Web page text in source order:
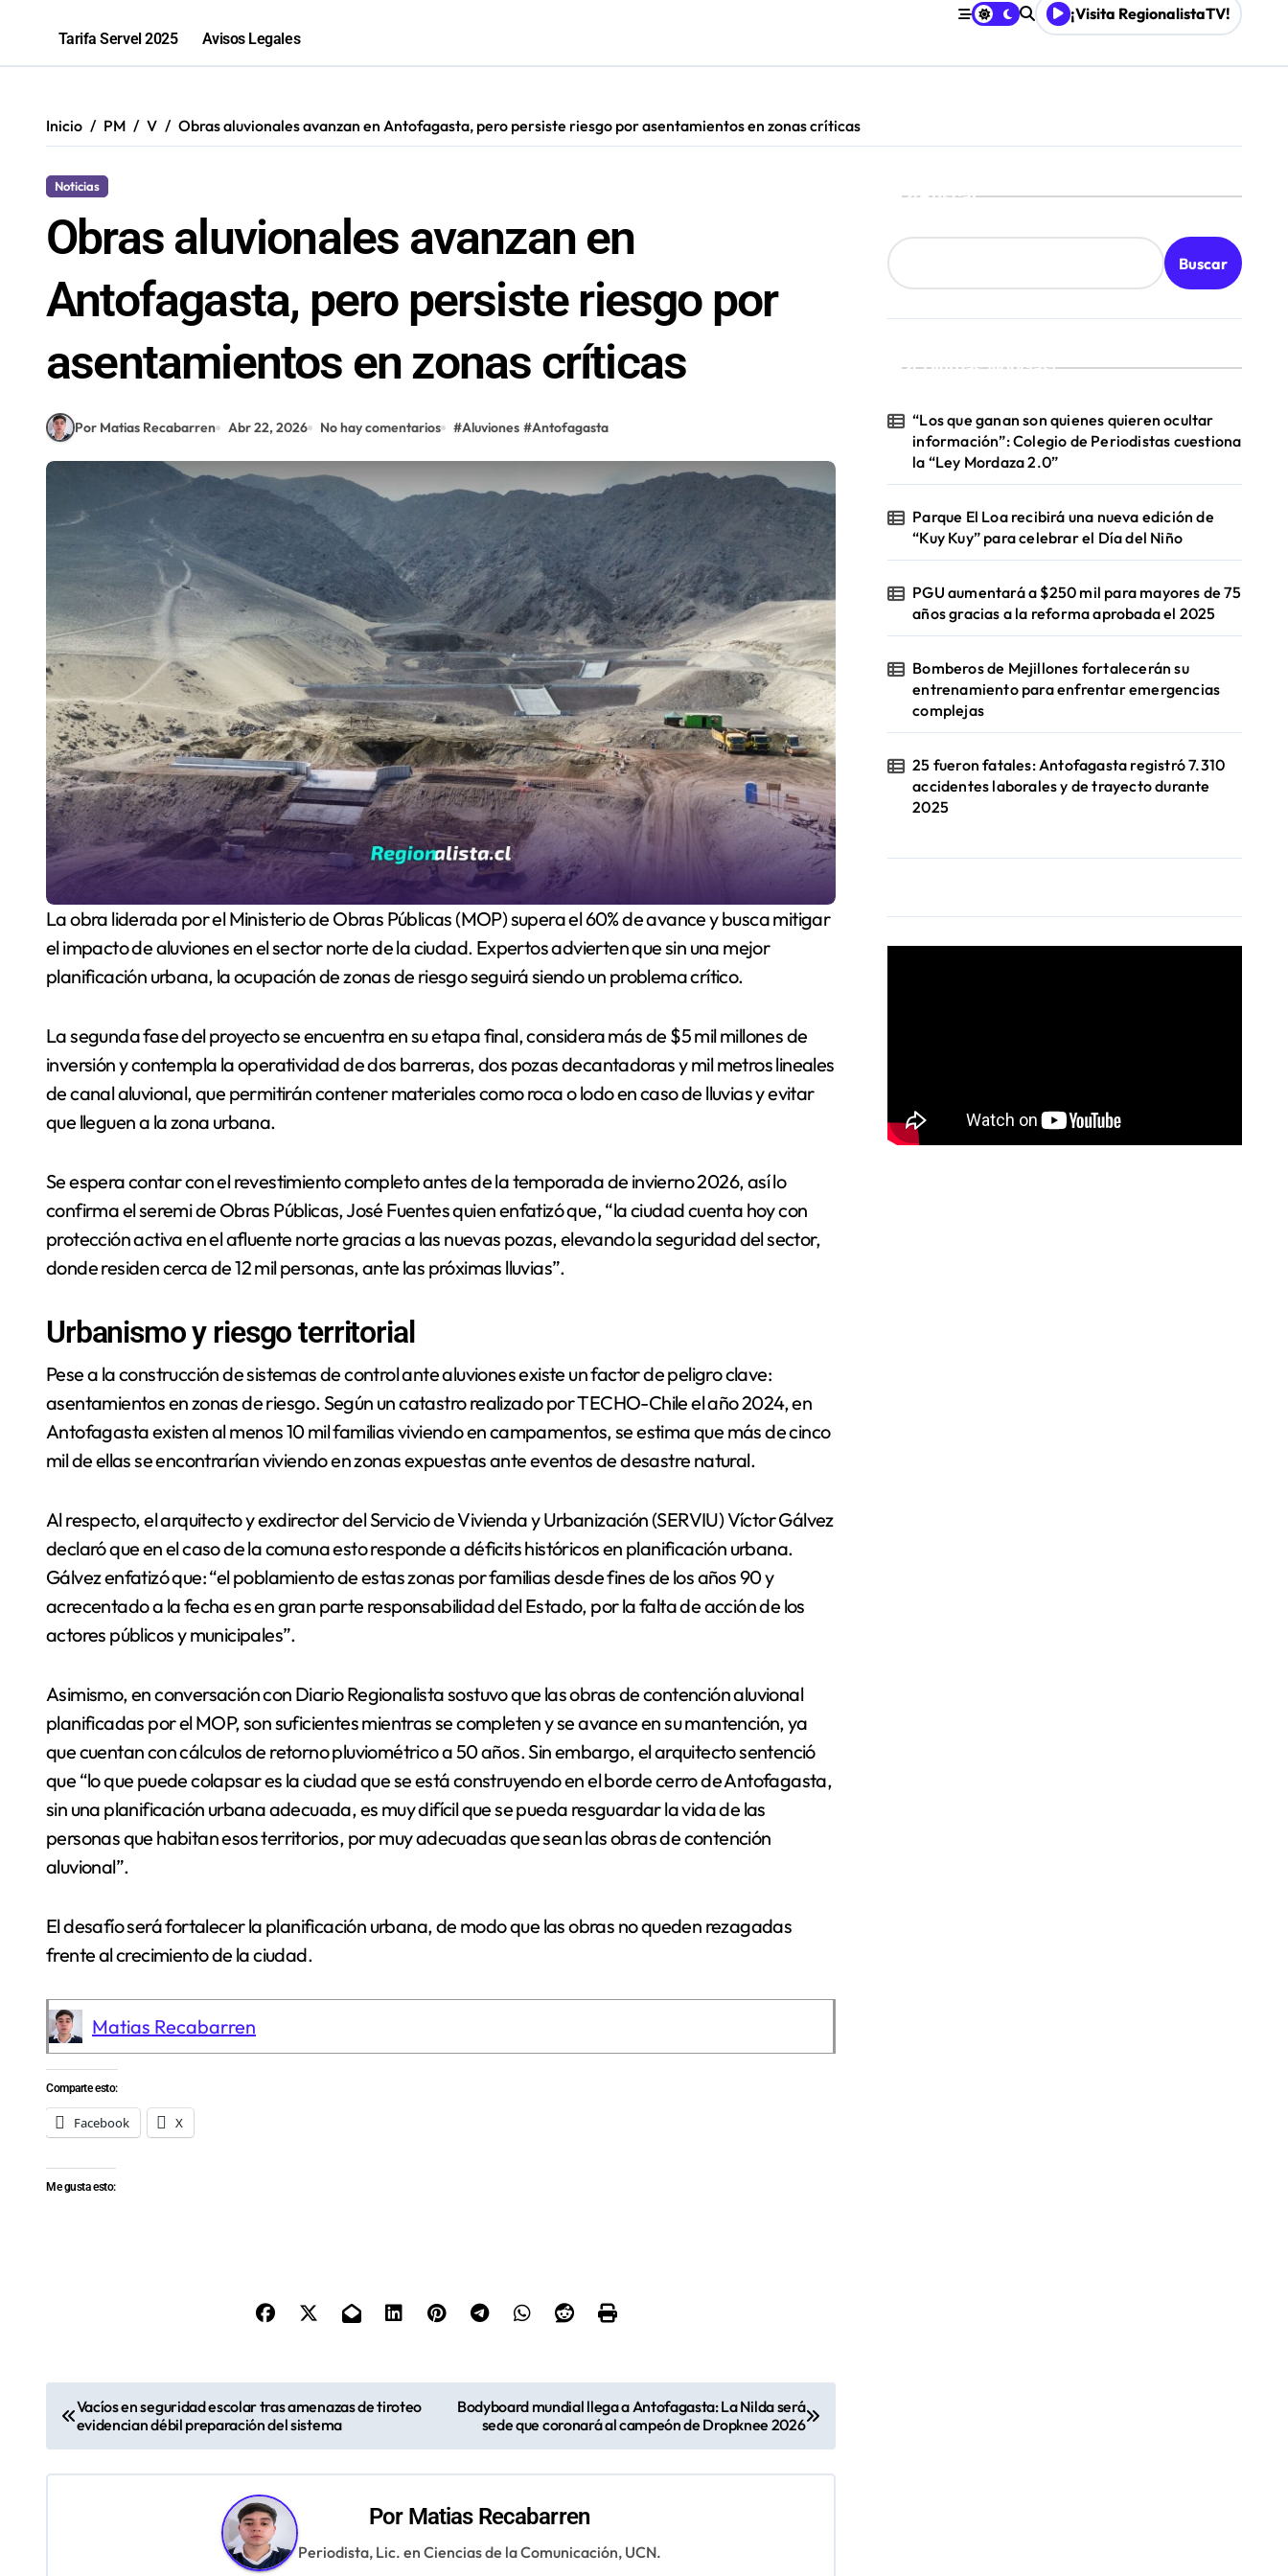
“Los que ganan son quienes quieren ocultar información”: Colegio de Periodistas cuestiona la “Ley Mordaza 2.0”
Tarifa Servel 2025 Avisos Legales
¡Visita RegionalistaTV!
Inicio PM V Obras aluvionales avanzan en Antofagasta, pero persiste riesgo por asentamientos en zonas críticas
Noticias
Obras aluvionales avanzan en
Antofagasta, pero persiste riesgo por
asentamientos en zonas críticas
Por Matias Recabarren Abr 22, 2026 No hay comentarios #Aluviones #Antofagasta
La obra liderada por el Ministerio de Obras Públicas (MOP) supera el 60% de avance y busca mitigar
el impacto de aluviones en el sector norte de la ciudad. Expertos advierten que sin una mejor
planificación urbana, la ocupación de zonas de riesgo seguirá siendo un problema crítico.
La segunda fase del proyecto se encuentra en su etapa final, considera más de $5 mil millones de
inversión y contempla la operatividad de dos barreras, dos pozas decantadoras y mil metros lineales
de canal aluvional, que permitirán contener materiales como roca o lodo en caso de lluvias y evitar
que lleguen a la zona urbana.
Se espera contar con el revestimiento completo antes de la temporada de invierno 2026, así lo
confirma el seremi de Obras Públicas, José Fuentes quien enfatizó que, “la ciudad cuenta hoy con
protección activa en el afluente norte gracias a las nuevas pozas, elevando la seguridad del sector,
donde residen cerca de 12 mil personas, ante las próximas lluvias”.
Urbanismo y riesgo territorial
Pese a la construcción de sistemas de control ante aluviones existe un factor de peligro clave:
asentamientos en zonas de riesgo. Según un catastro realizado por TECHO-Chile el año 2024, en
Antofagasta existen al menos 10 mil familias viviendo en campamentos, se estima que más de cinco
mil de ellas se encontrarían viviendo en zonas expuestas ante eventos de desastre natural.
Al respecto, el arquitecto y exdirector del Servicio de Vivienda y Urbanización (SERVIU) Víctor Gálvez
declaró que en el caso de la comuna esto responde a déficits históricos en planificación urbana.
Gálvez enfatizó que: “el poblamiento de estas zonas por familias desde fines de los años 90 y
acrecentado a la fecha es en gran parte responsabilidad del Estado, por la falta de acción de los
actores públicos y municipales”.
Asimismo, en conversación con Diario Regionalista sostuvo que las obras de contención aluvional
planificadas por el MOP, son suficientes mientras se completen y se avance en su mantención, ya
que cuentan con cálculos de retorno pluviométrico a 50 años. Sin embargo, el arquitecto sentenció
que “lo que puede colapsar es la ciudad que se está construyendo en el borde cerro de Antofagasta,
sin una planificación urbana adecuada, es muy difícil que se pueda resguardar la vida de las
personas que habitan esos territorios, por muy adecuadas que sean las obras de contención
aluvional”.
El desafío será fortalecer la planificación urbana, de modo que las obras no queden rezagadas
frente al crecimiento de la ciudad.
Matias Recabarren
Comparte esto:
Facebook X
Me gusta esto:
a
v
Vacíos en seguridad escolar tras amenazas de tiroteo
evidencian débil preparación del sistema
Bodyboard mundial llega a Antofagasta: La Nilda será
sede que coronará al campeón de Dropknee 2026
Por Matias Recabarren
Periodista, Lic. en Ciencias de la Comunicación, UCN.
Buscar
Buscar
¡Ultimas Noticias!
“Los que ganan son quienes quieren ocultar
información”: Colegio de Periodistas cuestiona
la “Ley Mordaza 2.0”
Parque El Loa recibirá una nueva edición de
“Kuy Kuy” para celebrar el Día del Niño
PGU aumentará a $250 mil para mayores de 75
años gracias a la reforma aprobada el 2025
Bomberos de Mejillones fortalecerán su
entrenamiento para enfrentar emergencias
complejas
25 fueron fatales: Antofagasta registró 7.310
accidentes laborales y de trayecto durante
2025